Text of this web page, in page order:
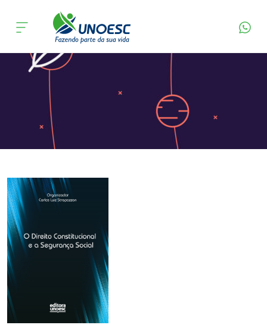
Cursos
Onde estamos
Atendimento ao Estudante
A
Unoesc
Internacionalização
I.nova